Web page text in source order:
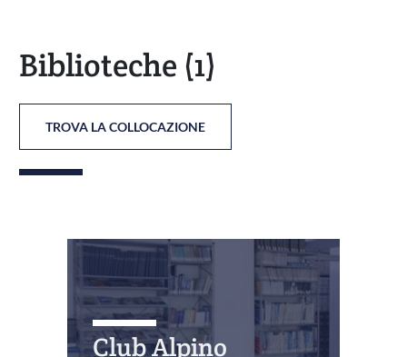
Biblioteche (1)
TROVA LA COLLOCAZIONE
Club Alpino